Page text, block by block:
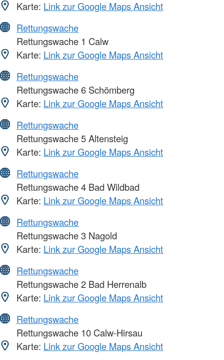
Karte: Link zur Google Maps Ansicht
Rettungswache
Rettungswache 1 Calw
Karte: Link zur Google Maps Ansicht
Rettungswache
Rettungswache 6 Schömberg
Karte: Link zur Google Maps Ansicht
Rettungswache
Rettungswache 5 Altensteig
Karte: Link zur Google Maps Ansicht
Rettungswache
Rettungswache 4 Bad Wildbad
Karte: Link zur Google Maps Ansicht
Rettungswache
Rettungswache 3 Nagold
Karte: Link zur Google Maps Ansicht
Rettungswache
Rettungswache 2 Bad Herrenalb
Karte: Link zur Google Maps Ansicht
Rettungswache
Rettungswache 10 Calw-Hirsau
Karte: Link zur Google Maps Ansicht